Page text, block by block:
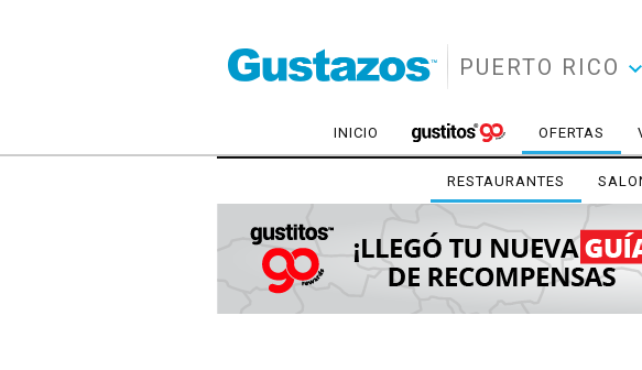
PUERTO RICO
INICIO OFERTAS
RESTAURANTES